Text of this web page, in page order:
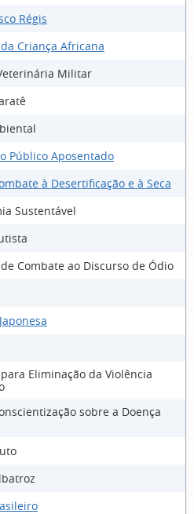
Régis
Criança Africana
Militar
Público Aposentado
à Desertificação e à Seca
Sustentável
Combate ao Discurso de Ódio
Eliminação da Violência
sobre a Doença